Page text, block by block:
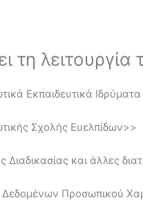
τη λειτουργία
Εκπαιδευτικά
Σχολής Ευελπίδων>>
και άλλες
Προσωπικού